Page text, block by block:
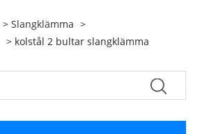
>Slangklämma >
> kolstål 2 bultar slangklämma